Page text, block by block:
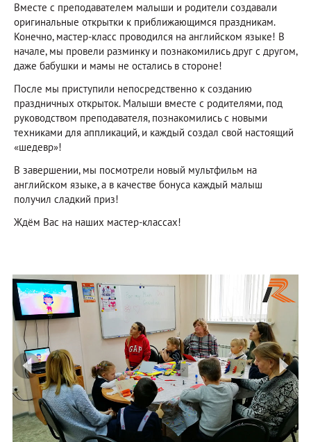
Вместе с преподавателем малыши и родители создавали
оригинальные открытки к приближающимся праздникам.
Конечно, мастер-класс проводился на английском языке! В
начале, мы провели разминку и познакомились друг с другом,
даже бабушки и мамы не остались в стороне!
После мы приступили непосредственно к созданию
праздничных открыток. Малыши вместе с родителями, под
руководством преподавателя, познакомились с новыми
техниками для аппликаций, и каждый создал свой настоящий
«шедевр»!
В завершении, мы посмотрели новый мультфильм на
английском языке, а в качестве бонуса каждый малыш
получил сладкий приз!
Ждём Вас на наших мастер-классах!
prev